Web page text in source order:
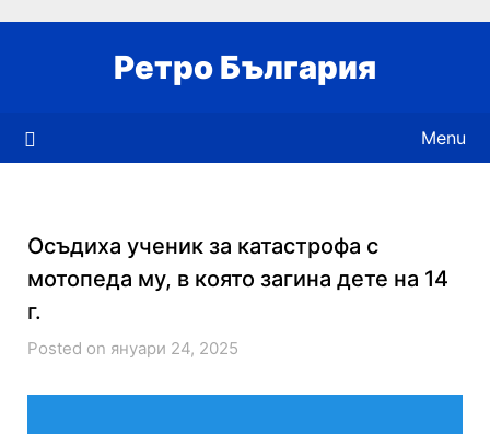
Ретро България
Menu
Осъдиха ученик за катастрофа с
мотопеда му, в която загина дете на 14
г.
Posted on януари 24, 2025